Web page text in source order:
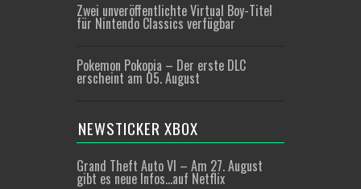
Zwei unveröffentlichte Virtual Boy-Titel
für Nintendo Classics verfügbar
Pokemon Pokopia – Der erste DLC
erscheint am 05. August
NEWSTICKER XBOX
Grand Theft Auto VI – Am 27. August
gibt es neue Infos…auf Netflix